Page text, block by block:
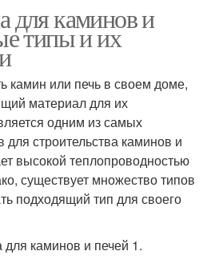
для каминов и
типы и их
камин или печь в своем доме,
материал для их
одним из самых
строительства каминов и
высокой теплопроводностью
существует множество типов
подходящий тип для своего
каминов и печей 1.